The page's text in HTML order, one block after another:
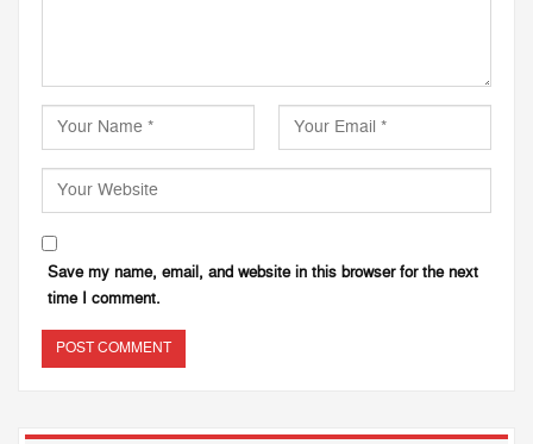
Save my name, email, and website in this browser for the next
time I comment.